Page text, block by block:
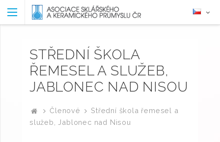
STŘEDNÍ ŠKOLA
ŘEMESEL A SLUŽEB,
JABLONEC NAD NISOU
Členové
Střední škola řemesel a
služeb, Jablonec nad Nisou